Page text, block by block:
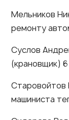
Мельников
ремонту
Суслов
(крановщик)
Старовойтов
машиниста